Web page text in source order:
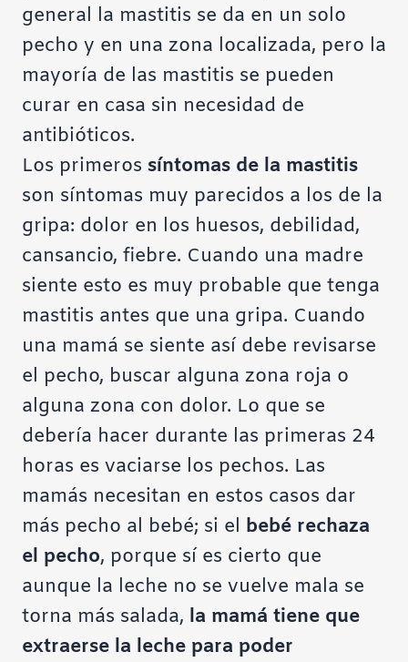
general la mastitis se da en un solo
pecho y en una zona localizada, pero la
mayoría de las mastitis se pueden
curar en casa sin necesidad de
antibióticos.
Los primeros síntomas de la mastitis
son síntomas muy parecidos a los de la
gripa: dolor en los huesos, debilidad,
cansancio, fiebre. Cuando una madre
siente esto es muy probable que tenga
mastitis antes que una gripa. Cuando
una mamá se siente así debe revisarse
el pecho, buscar alguna zona roja o
alguna zona con dolor. Lo que se
debería hacer durante las primeras 24
horas es vaciarse los pechos. Las
mamás necesitan en estos casos dar
más pecho al bebé; si el bebé rechaza
el pecho, porque sí es cierto que
aunque la leche no se vuelve mala se
torna más salada, la mamá tiene que
extraerse la leche para poder